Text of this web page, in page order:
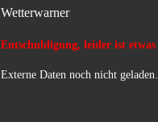
Wetterwarner
Entschuldigung, leider ist etwas
Externe Daten noch nicht